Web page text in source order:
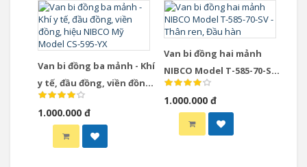
Van bi đồng ba mảnh - Khí
y tế, đầu đồng, viền đồng,
hiệu NIBCO Mỹ Model CS-
595-YX
1.000.000 đ
Van bi đồng hai mảnh
NIBCO Model T-585-70-SV -
Thân ren, Đầu hàn
1.000.000 đ